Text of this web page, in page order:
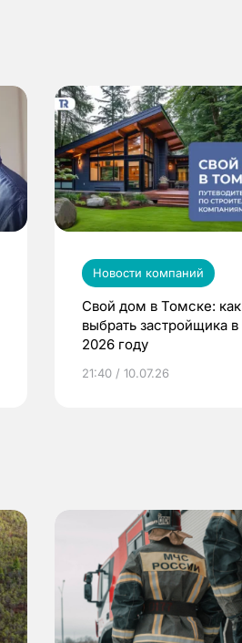
Новости компаний
Свой дом в Томске: как
выбрать застройщика в
2026 году
21:40 / 10.07.26